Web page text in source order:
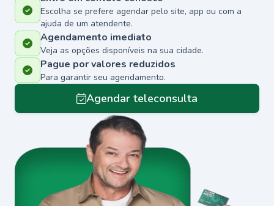
Escolha se prefere agendar pelo site, app ou com a
ajuda de um atendente.
Agendamento imediato
Veja as opções disponíveis na sua cidade.
Pague por valores reduzidos
Para garantir seu agendamento.
Agendar teleconsulta